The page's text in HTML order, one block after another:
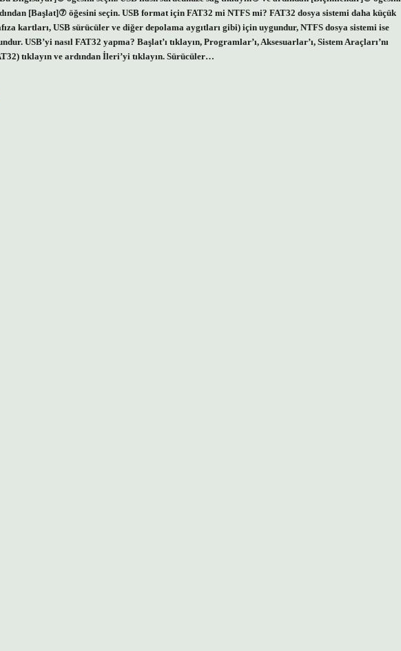
[Başlat]⑦ öğesini seçin. USB format için FAT32 mi NTFS mi? FAT32 dosya sistemi daha küçük
kartları, USB sürücüler ve diğer depolama aygıtları gibi) için uygundur, NTFS dosya sistemi ise
USB’yi nasıl FAT32 yapma? Başlat’ı tıklayın, Programlar’ı, Aksesuarlar’ı, Sistem Araçları’nı
tıklayın ve ardından İleri’yi tıklayın. Sürücüler…